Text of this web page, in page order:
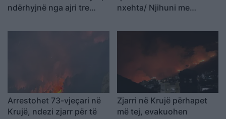
ndërhyjnë nga ajri tre
Bayraktar
nxehta/ Njihuni me
Gusht 2026, ja qytetet ku
Arrestohet 73-vjeçari në
Krujë, ndezi zjarr për të
Zjarri në Krujë përhapet
më tej, evakuohen